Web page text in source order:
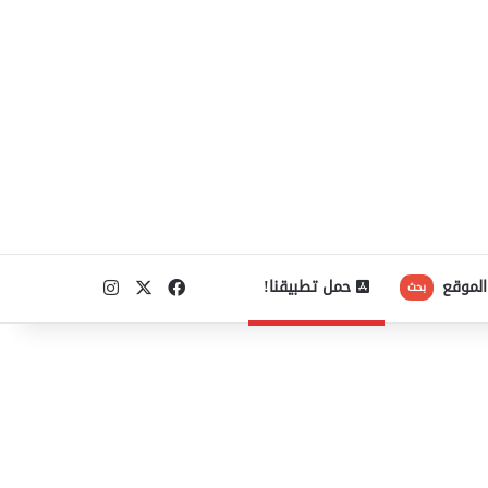
بحث حمل تطبيقنا! فيسبوكانستقرام